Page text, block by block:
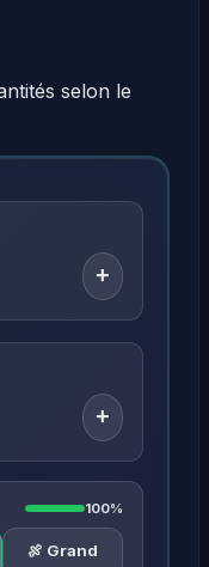
selon le
+
+
100%
🍖 Grand